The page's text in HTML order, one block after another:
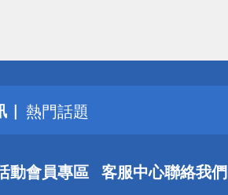
詐騙網頁！請小心！
得獎公告
熱門話題
銀行優惠
詐騙網頁！請小心！
動會員專區 客服中心聯絡我們